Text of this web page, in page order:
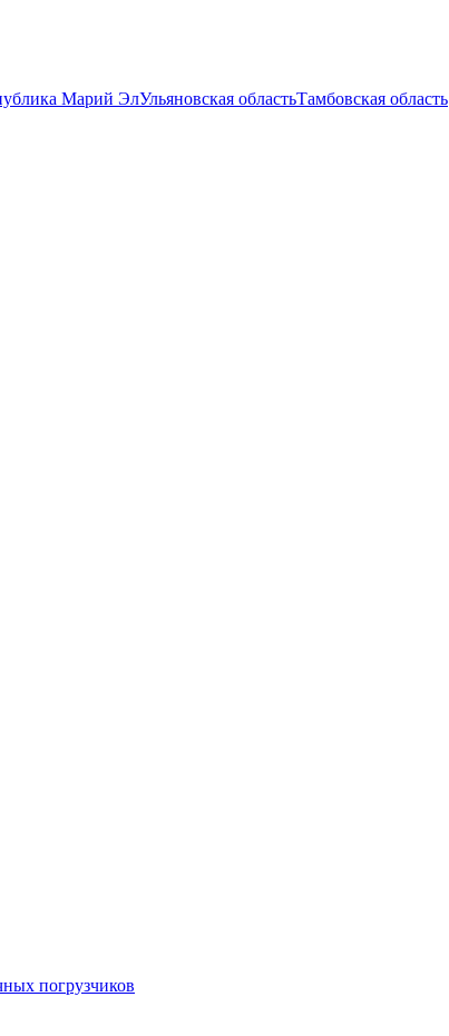
Марий ЭлУльяновская областьТамбовская область
погрузчиков